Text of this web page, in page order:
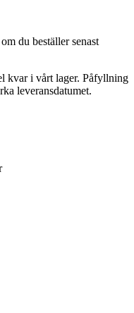
om du beställer senast
kvar i vårt lager. Påfyllning
leveransdatumet.